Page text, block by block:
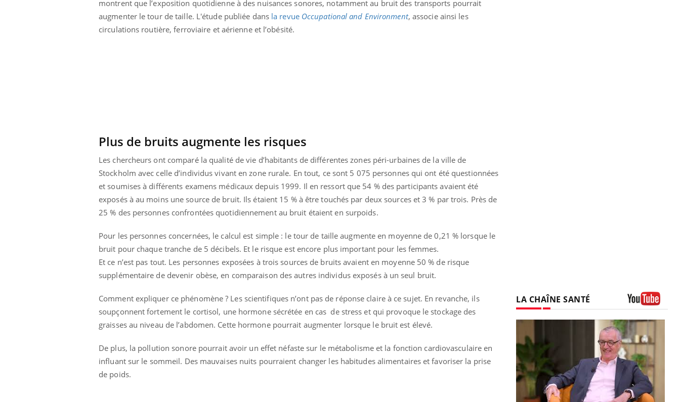
montrent que l’exposition quotidienne à des nuisances sonores, notamment au bruit des transports pourrait
augmenter le tour de taille. L'étude publiée dans la revue Occupational and Environment, associe ainsi les
circulations routière, ferroviaire et aérienne et l’obésité.
Plus de bruits augmente les risques
Les chercheurs ont comparé la qualité de vie d’habitants de différentes zones péri-urbaines de la ville de
Stockholm avec celle d’individus vivant en zone rurale. En tout, ce sont 5 075 personnes qui ont été questionnées
et soumises à différents examens médicaux depuis 1999. Il en ressort que 54 % des participants avaient été
exposés à au moins une source de bruit. Ils étaient 15 % à être touchés par deux sources et 3 % par trois. Près de
25 % des personnes confrontées quotidiennement au bruit étaient en surpoids.
Pour les personnes concernées, le calcul est simple : le tour de taille augmente en moyenne de 0,21 % lorsque le
bruit pour chaque tranche de 5 décibels. Et le risque est encore plus important pour les femmes.
Et ce n’est pas tout. Les personnes exposées à trois sources de bruits avaient en moyenne 50 % de risque
supplémentaire de devenir obèse, en comparaison des autres individus exposés à un seul bruit.
Comment expliquer ce phénomène ? Les scientifiques n’ont pas de réponse claire à ce sujet. En revanche, ils
soupçonnent fortement le cortisol, une hormone sécrétée en cas de stress et qui provoque le stockage des
graisses au niveau de l’abdomen. Cette hormone pourrait augmenter lorsque le bruit est élevé.
De plus, la pollution sonore pourrait avoir un effet néfaste sur le métabolisme et la fonction cardiovasculaire en
influant sur le sommeil. Des mauvaises nuits pourraient changer les habitudes alimentaires et favoriser la prise
de poids.
LA CHAÎNE SANTÉ